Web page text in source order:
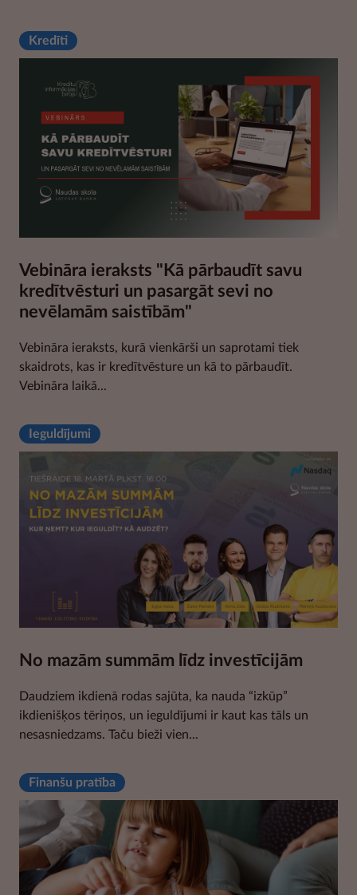
Kredīti
Vebināra ieraksts "Kā pārbaudīt savu
kredītvēsturi un pasargāt sevi no
nevēlamām saistībām"
Vebināra ieraksts, kurā vienkārši un saprotami tiek
skaidrots, kas ir kredītvēsture un kā to pārbaudīt.
Vebināra laikā...
Ieguldījumi
No mazām summām līdz investīcijām
Daudziem ikdienā rodas sajūta, ka nauda “izkūp”
ikdienišķos tēriņos, un ieguldījumi ir kaut kas tāls un
nesasniedzams. Taču bieži vien...
Finanšu pratība